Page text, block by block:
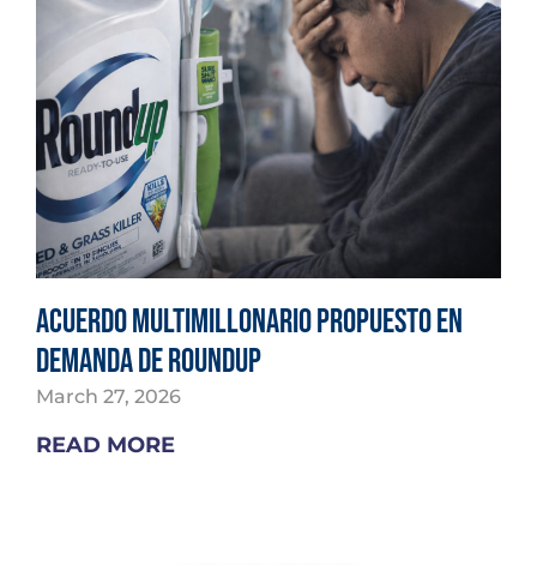
Acuerdo multimillonario propuesto en
demanda de Roundup
March 27, 2026
READ MORE